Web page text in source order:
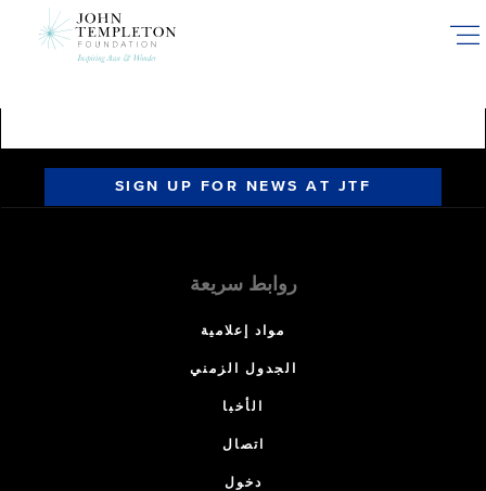
SIGN UP FOR NEWS AT JTF
روابط سريعة
مواد إعلامية
الجدول الزمني
الأخبا
اتصال
دخول